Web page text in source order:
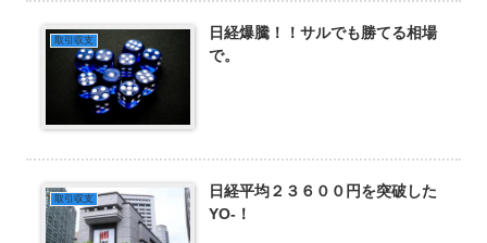
取引収支
日経爆騰！！サルでも勝てる相場
で。
取引収支
日経平均２３６００円を突破した
YO-！